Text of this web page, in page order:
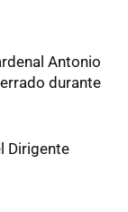
Antonio
durante
Dirigente